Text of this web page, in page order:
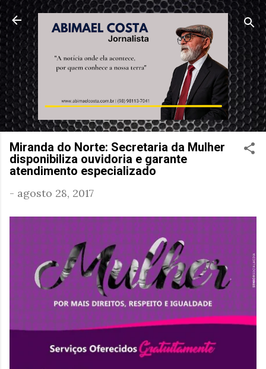
Pular para o conteúdo principal
Miranda do Norte: Secretaria da Mulher
disponibiliza ouvidoria e garante
atendimento especializado
- agosto 28, 2017